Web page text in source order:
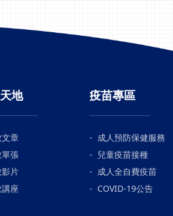
地
章
張
片
座
疫苗專區
成人預防保健服務
兒童疫苗接種
成人全自費疫苗
COVID-19公告